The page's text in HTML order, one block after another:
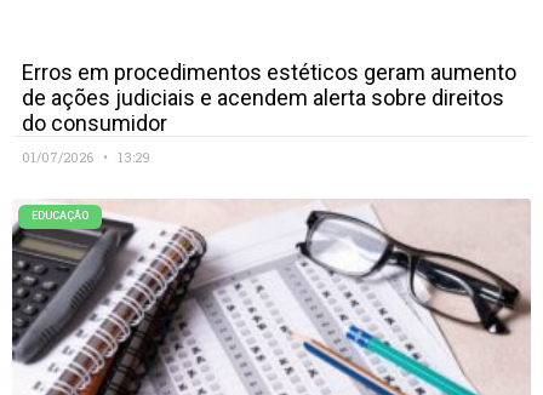
Erros em procedimentos estéticos geram aumento
de ações judiciais e acendem alerta sobre direitos
do consumidor
01/07/2026 13:29
EDUCAÇÃO